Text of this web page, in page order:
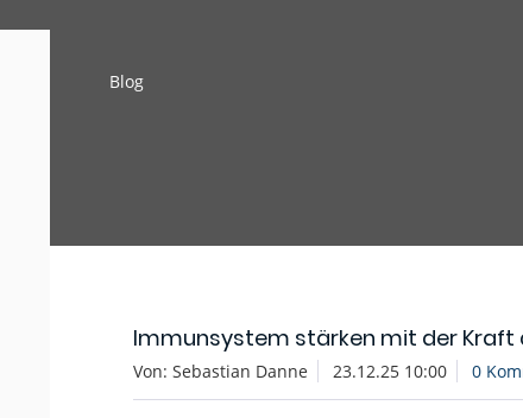
Blog
Immunsystem stärken mit der Kraft
Von: Sebastian Danne 23.12.25 10:00 0